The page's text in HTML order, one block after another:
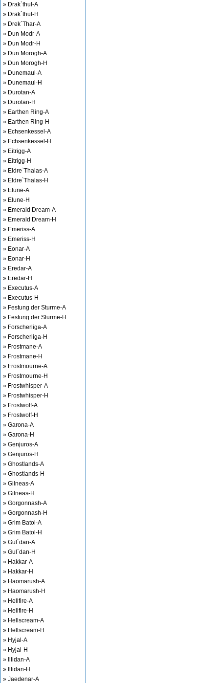
» Drak`thul-A
» Drak`thul-H
» Drek`Thar-A
» Dun Modr-A
» Dun Modr-H
» Dun Morogh-A
» Dun Morogh-H
» Dunemaul-A
» Dunemaul-H
» Durotan-A
» Durotan-H
» Earthen Ring-A
» Earthen Ring-H
» Echsenkessel-A
» Echsenkessel-H
» Eitrigg-A
» Eitrigg-H
» Eldre`Thalas-A
» Eldre`Thalas-H
» Elune-A
» Elune-H
» Emerald Dream-A
» Emerald Dream-H
» Emeriss-A
» Emeriss-H
» Eonar-A
» Eonar-H
» Eredar-A
» Eredar-H
» Executus-A
» Executus-H
» Festung der Sturme-A
» Festung der Sturme-H
» Forscherliga-A
» Forscherliga-H
» Frostmane-A
» Frostmane-H
» Frostmourne-A
» Frostmourne-H
» Frostwhisper-A
» Frostwhisper-H
» Frostwolf-A
» Frostwolf-H
» Garona-A
» Garona-H
» Genjuros-A
» Genjuros-H
» Ghostlands-A
» Ghostlands-H
» Gilneas-A
» Gilneas-H
» Gorgonnash-A
» Gorgonnash-H
» Grim Batol-A
» Grim Batol-H
» Gul`dan-A
» Gul`dan-H
» Hakkar-A
» Hakkar-H
» Haomarush-A
» Haomarush-H
» Hellfire-A
» Hellfire-H
» Hellscream-A
» Hellscream-H
» Hyjal-A
» Hyjal-H
» Illidan-A
» Illidan-H
» Jaedenar-A